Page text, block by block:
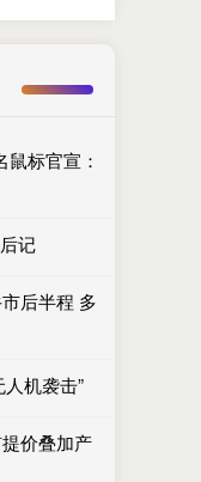
标官宣：
记
后半程 多
机袭击”
价叠加产